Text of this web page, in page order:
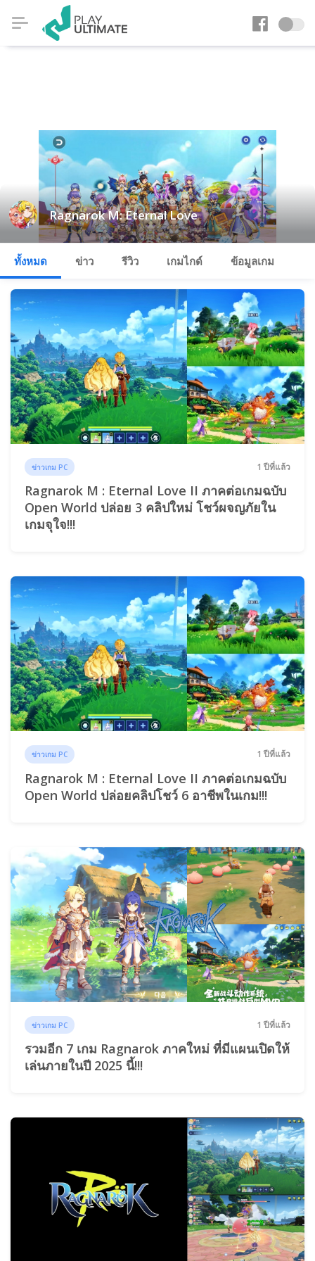
Ragnarok M: Eternal Love
ทั้งหมด ข่าว รีวิว เกมไกด์ ข้อมูลเกม
ข่าวเกม PC 1 ปีที่แล้ว
Ragnarok M : Eternal Love II ภาคต่อเกมฉบับ
Open World ปล่อย 3 คลิปใหม่ โชว์ผจญภัยใน
เกมจุใจ!!!
ข่าวเกม PC 1 ปีที่แล้ว
Ragnarok M : Eternal Love II ภาคต่อเกมฉบับ
Open World ปล่อยคลิปโชว์ 6 อาชีพในเกม!!!
ข่าวเกม PC 1 ปีที่แล้ว
รวมอีก 7 เกม Ragnarok ภาคใหม่ ที่มีแผนเปิดให้
เล่นภายในปี 2025 นี้!!!